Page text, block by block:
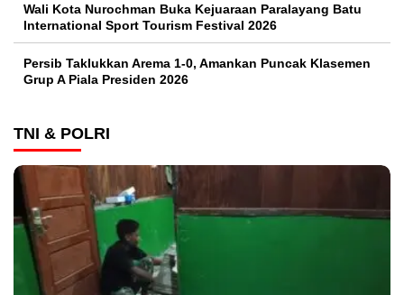
Wali Kota Nurochman Buka Kejuaraan Paralayang Batu
International Sport Tourism Festival 2026
Persib Taklukkan Arema 1-0, Amankan Puncak Klasemen
Grup A Piala Presiden 2026
TNI & POLRI